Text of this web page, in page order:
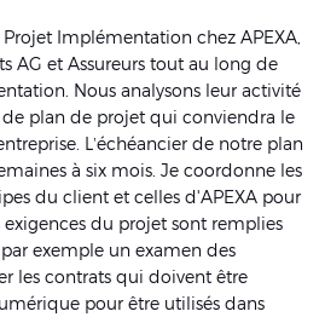
Implémentation chez APEXA,
AG et Assureurs tout au long de
Nous analysons leur activité
plan de projet qui conviendra le
L’échéancier de notre plan
à six mois. Je coordonne les
du client et celles d'APEXA pour
exigences du projet sont remplies
exemple un examen des
les contrats qui doivent être
pour être utilisés dans